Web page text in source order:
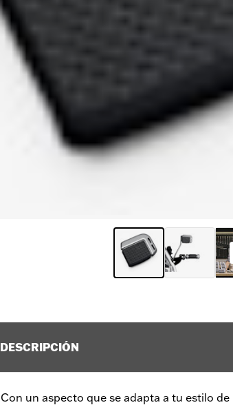
DESCRIPCIÓN
Con un aspecto que se adapta a tu estilo